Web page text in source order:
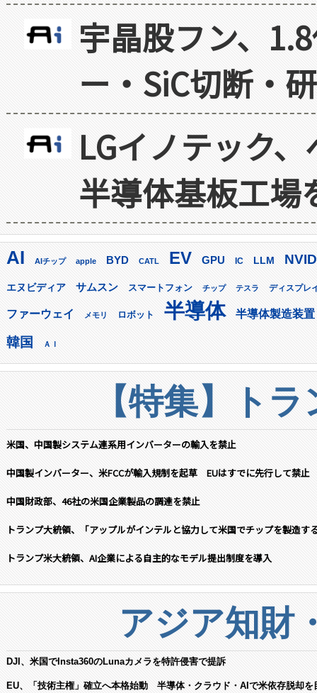
宇晶股フン、
ー・SiC切断・
LGイノテック
半導体基板工場
AI AIチップ apple BYD CATL EV GPU IC LLM
エヌビディア サムスン スマートフォン チップ テスラ ディスプレ
ファーウェイ メモリ ロボット 半導体 半導体製造装置
韓国 ＡＩ
【特集】ト
米国、中国製システム連系用インバーターの輸入を禁止
中国製インバーター、米FCCが輸入規制を起草 EUはすでに先行して禁止
中国財政部、46社の米国企業製品の調達を禁止
トランプ大統領、「アップルがインテルと協力して米国でチップを製造す
トランプ米大統領、AI企業による自主的なモデル提出制度を導入
アジア知財
DJI、米国でInsta360のLunaカメラを特許侵害で提訴
EU、「技術主権」確立へ本格始動 半導体・クラウド・AIで米依存脱却を